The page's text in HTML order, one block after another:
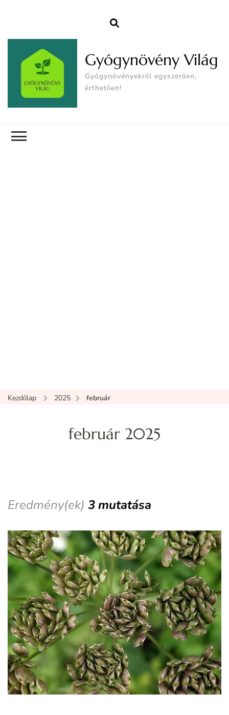
Gyógynövény Világ
Gyógynövényekről egyszerűen,
érthetően!
Kezdőlap 2025 február
február 2025
Eredmény(ek) 3 mutatása